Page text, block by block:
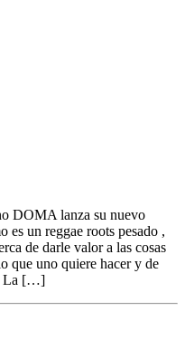
DOMA lanza su nuevo
un reggae roots pesado ,
de darle valor a las cosas
que uno quiere hacer y de
La […]